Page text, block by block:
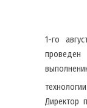
1-го
Директор